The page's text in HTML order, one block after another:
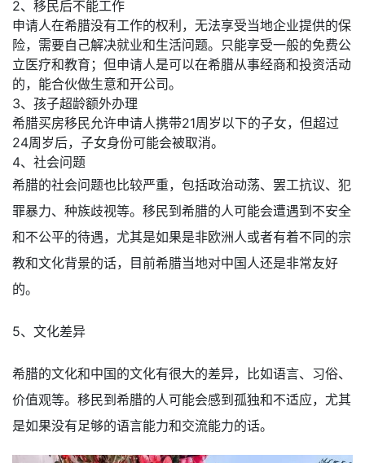
2、移民后不能工作
申请人在希腊没有工作的权利，无法享受当地企业提供的保
险，需要自己解决就业和生活问题。只能享受一般的免费公
立医疗和教育；但申请人是可以在希腊从事经商和投资活动
的，能合伙做生意和开公司。
3、孩子超龄额外办理
希腊买房移民允许申请人携带21周岁以下的子女，但超过
24周岁后，子女身份可能会被取消。
4、社会问题
希腊的社会问题也比较严重，包括政治动荡、罢工抗议、犯
罪暴力、种族歧视等。移民到希腊的人可能会遭遇到不安全
和不公平的待遇，尤其是如果是非欧洲人或者有着不同的宗
教和文化背景的话，目前希腊当地对中国人还是非常友好
的。
5、文化差异
希腊的文化和中国的文化有很大的差异，比如语言、习俗、
价值观等。移民到希腊的人可能会感到孤独和不适应，尤其
是如果没有足够的语言能力和交流能力的话。